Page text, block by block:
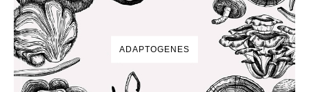
ADAPTOGENES